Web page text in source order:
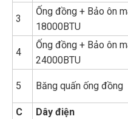
3
Ống đồng + Bảo ôn
18000BTU
4
Ống đồng + Bảo ôn
24000BTU
5 Băng quấn ống đồng
C
Dây điện